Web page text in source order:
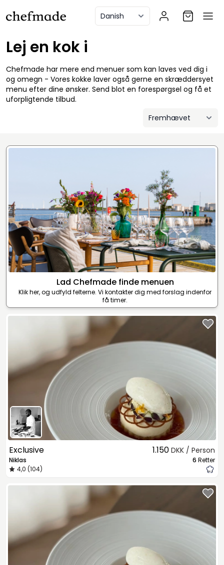
Lej en kok i
Chefmade har mere end menuer som kan laves ved dig i
og omegn - Vores kokke laver også gerne en skræddersyet
menu efter dine ønsker. Send blot en forespørgsel og få et
uforpligtende tilbud.
Lad Chefmade finde menuen
Klik her, og udfyld felterne. Vi kontakter dig med forslag indenfor
få timer.
Exclusive
Niklas
4,0 (104)
1.150 DKK / Person
6 Retter